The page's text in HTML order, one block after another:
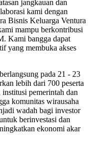
jangkauan dan
kami dengan
Bisnis Keluarga Ventura
mampu berkontribusi
Kami bangga dapat
yang membuka akses
pada 21 - 23
lebih dari 700 peserta
pemerintah dan
komunitas wirausaha
wadah bagi investor
berinvestasi dan
ekonomi akar